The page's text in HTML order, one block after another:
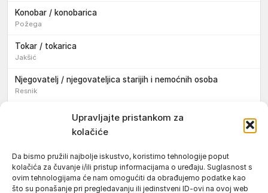
Upravljajte pristankom za
kolačiće
Da bismo pružili najbolje iskustvo, koristimo tehnologije poput
kolačića za čuvanje i/ili pristup informacijama o uređaju. Suglasnost s
ovim tehnologijama će nam omogućiti da obrađujemo podatke kao
što su ponašanje pri pregledavanju ili jedinstveni ID-ovi na ovoj web
Konobar / konobarica
Požega
Tokar / tokarica
Jakšić
Njegovatelj / njegovateljica starijih i nemoćnih osoba
Resnik
Konobar / konobarica
Jakšić
Vozač / vozačica teretnog vozila s poluprikolicom
Požega